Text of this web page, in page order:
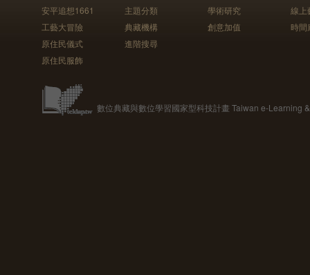
安平追想1661
工藝大冒險
原住民儀式
原住民服飾
主題分類
典藏機構
進階搜尋
學術研究
創意加值
線上
時間
數位典藏與數位學習國家型科技計畫 Taiwan e-Learning